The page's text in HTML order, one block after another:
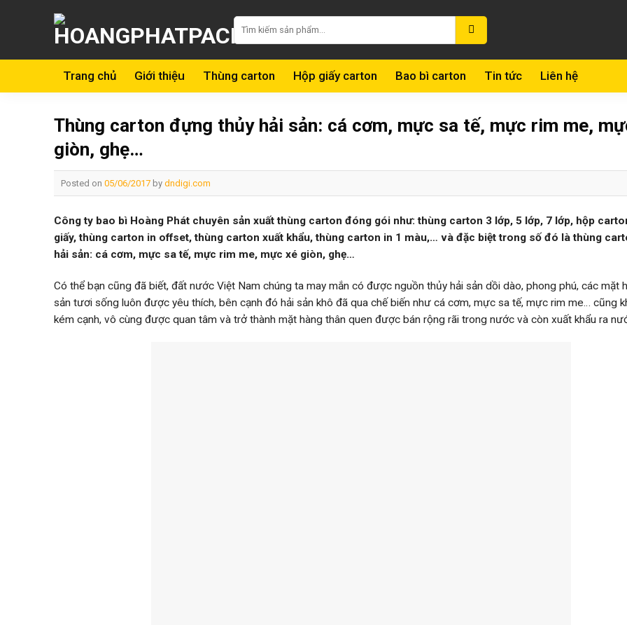
Tìm
kiếm:
Trang chủ Giới thiệu Thùng carton Hộp giấy carton Bao bì carton Tin tức Liên hệ
Thùng carton đựng thủy hải sản: cá cơm, mực sa tế, mực rim me,
giòn, ghẹ…
Posted on 05/06/2017 by dndigi.com
Công ty bao bì Hoàng Phát chuyên sản xuất thùng carton đóng gói như: thùng carton 3 lớp, 5 lớp, 7 lớp, hộp
giấy, thùng carton in offset, thùng carton xuất khẩu, thùng carton in 1 màu,… và đặc biệt trong số đó là thùng
hải sản: cá cơm, mực sa tế, mực rim me, mực xé giòn, ghẹ…
Có thể bạn cũng đã biết, đất nước Việt Nam chúng ta may mắn có được nguồn thủy hải sản dồi dào, phong phú, các mặt
sản tươi sống luôn được yêu thích, bên cạnh đó hải sản khô đã qua chế biến như cá cơm, mực sa tế, mực rim me… cũng
kém cạnh, vô cùng được quan tâm và trở thành mặt hàng thân quen được bán rộng rãi trong nước và còn xuất khẩu ra